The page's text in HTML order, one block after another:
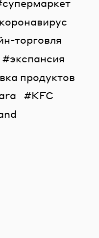
супермаркет
коронавирус
торговля
экспансия
продуктов
KFC